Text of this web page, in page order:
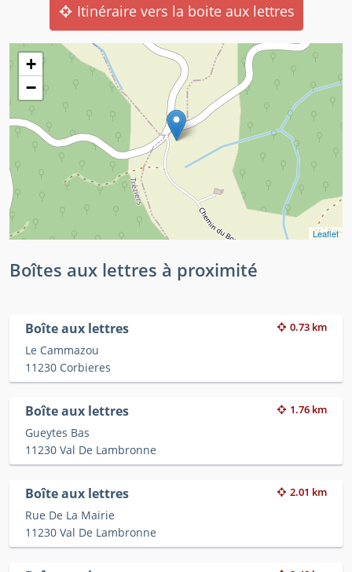
Itinéraire vers la boite aux lettres
+
−
Leaflet
Boîtes aux lettres à proximité
Boîte aux lettres 0.73 km
Le Cammazou
11230 Corbieres
Boîte aux lettres 1.76 km
Gueytes Bas
11230 Val De Lambronne
Boîte aux lettres 2.01 km
Rue De La Mairie
11230 Val De Lambronne